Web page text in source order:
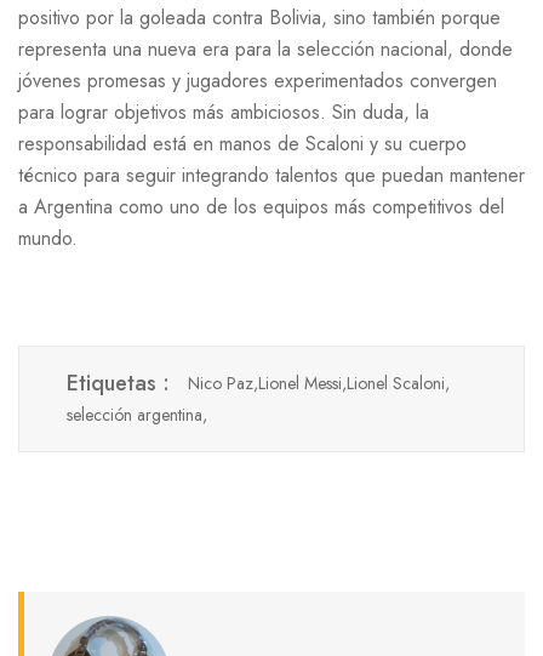
positivo por la goleada contra Bolivia, sino también porque
representa una nueva era para la selección nacional, donde
jóvenes promesas y jugadores experimentados convergen
para lograr objetivos más ambiciosos. Sin duda, la
responsabilidad está en manos de Scaloni y su cuerpo
técnico para seguir integrando talentos que puedan mantener
a Argentina como uno de los equipos más competitivos del
mundo.
Etiquetas : Nico Paz,Lionel Messi,Lionel Scaloni,
selección argentina,